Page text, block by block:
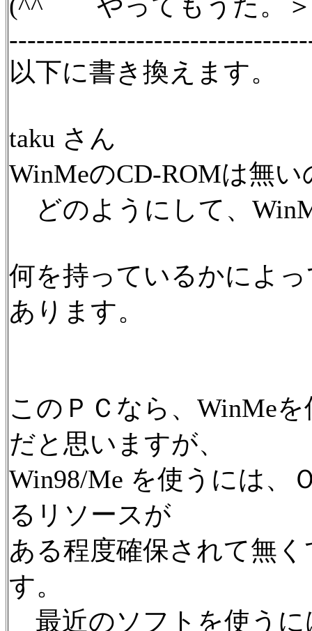
以下に書き換えます。
taku さん
WinMeのCD-ROMは無
どのようにして、
何を持っているかによ
あります。
このＰＣなら、WinMe
だと思いますが、
Win98/Me を使うには、
るリソースが
ある程度確保されて無
す。
最近のソフトを使うに